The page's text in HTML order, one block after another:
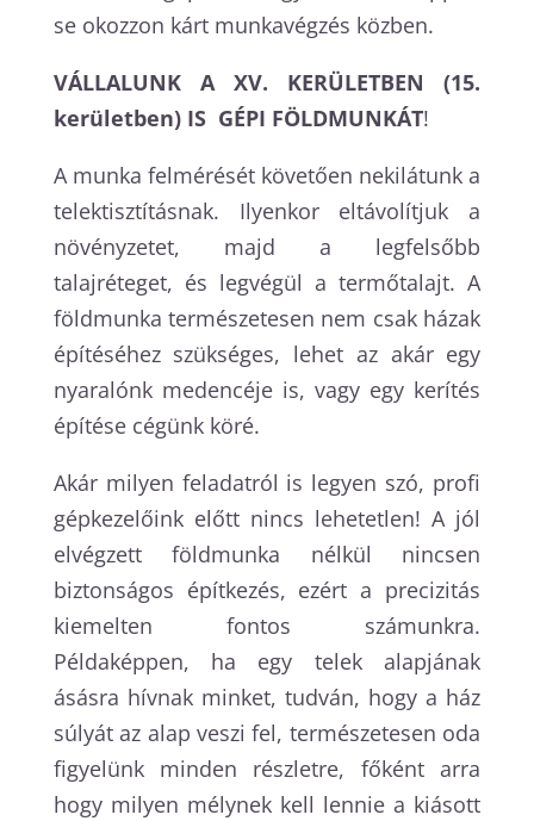
se okozzon kárt munkavégzés közben.
VÁLLALUNK A XV. KERÜLETBEN (15.
kerületben) IS GÉPI FÖLDMUNKÁT!
A munka felmérését követően nekilátunk a
telektisztításnak. Ilyenkor eltávolítjuk a
növényzetet, majd a legfelsőbb
talajréteget, és legvégül a termőtalajt. A
földmunka természetesen nem csak házak
építéséhez szükséges, lehet az akár egy
nyaralónk medencéje is, vagy egy kerítés
építése cégünk köré.
Akár milyen feladatról is legyen szó, profi
gépkezelőink előtt nincs lehetetlen! A jól
elvégzett földmunka nélkül nincsen
biztonságos építkezés, ezért a precizitás
kiemelten fontos számunkra.
Példaképpen, ha egy telek alapjának
ásásra hívnak minket, tudván, hogy a ház
súlyát az alap veszi fel, természetesen oda
figyelünk minden részletre, főként arra
hogy milyen mélynek kell lennie a kiásott